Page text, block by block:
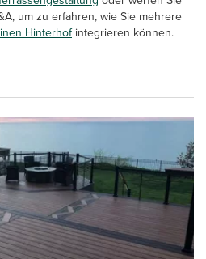
um zu erfahren, wie Sie mehrere
Hinterhofintegrieren können.